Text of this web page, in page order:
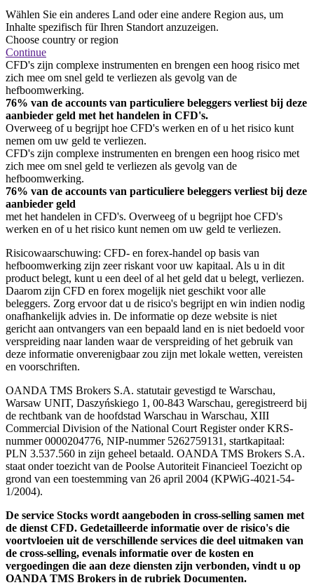
Wählen Sie ein anderes Land oder eine andere Region aus, um
Inhalte spezifisch für Ihren Standort anzuzeigen.
Choose country or region
Continue
CFD's zijn complexe instrumenten en brengen een hoog risico met
zich mee om snel geld te verliezen als gevolg van de
hefboomwerking.
76% van de accounts van particuliere beleggers verliest bij deze
aanbieder geld met het handelen in CFD's.
Overweeg of u begrijpt hoe CFD's werken en of u het risico kunt
nemen om uw geld te verliezen.
CFD's zijn complexe instrumenten en brengen een hoog risico met
zich mee om snel geld te verliezen als gevolg van de
hefboomwerking.
76% van de accounts van particuliere beleggers verliest bij deze
aanbieder geld
met het handelen in CFD's. Overweeg of u begrijpt hoe CFD's
werken en of u het risico kunt nemen om uw geld te verliezen.
Risicowaarschuwing: CFD- en forex-handel op basis van
hefboomwerking zijn zeer riskant voor uw kapitaal. Als u in dit
product belegt, kunt u een deel of al het geld dat u belegt, verliezen.
Daarom zijn CFD en forex mogelijk niet geschikt voor alle
beleggers. Zorg ervoor dat u de risico's begrijpt en win indien nodig
onafhankelijk advies in. De informatie op deze website is niet
gericht aan ontvangers van een bepaald land en is niet bedoeld voor
verspreiding naar landen waar de verspreiding of het gebruik van
deze informatie onverenigbaar zou zijn met lokale wetten, vereisten
en voorschriften.
OANDA TMS Brokers S.A. statutair gevestigd te Warschau,
Warsaw UNIT, Daszyńskiego 1, 00-843 Warschau, geregistreerd bij
de rechtbank van de hoofdstad Warschau in Warschau, XIII
Commercial Division of the National Court Register onder KRS-
nummer 0000204776, NIP-nummer 5262759131, startkapitaal:
PLN 3.537.560 in zijn geheel betaald. OANDA TMS Brokers S.A.
staat onder toezicht van de Poolse Autoriteit Financieel Toezicht op
grond van een toestemming van 26 april 2004 (KPWiG-4021-54-
1/2004).
De service Stocks wordt aangeboden in cross-selling samen met
de dienst CFD. Gedetailleerde informatie over de risico's die
voortvloeien uit de verschillende services die deel uitmaken van
de cross-selling, evenals informatie over de kosten en
vergoedingen die aan deze diensten zijn verbonden, vindt u op
OANDA TMS Brokers in de rubriek Documenten.